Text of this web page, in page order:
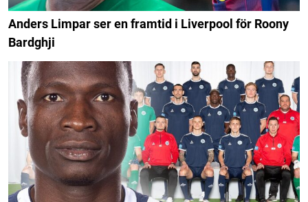
Anders Limpar ser en framtid i Liverpool för Roony
Bardghji